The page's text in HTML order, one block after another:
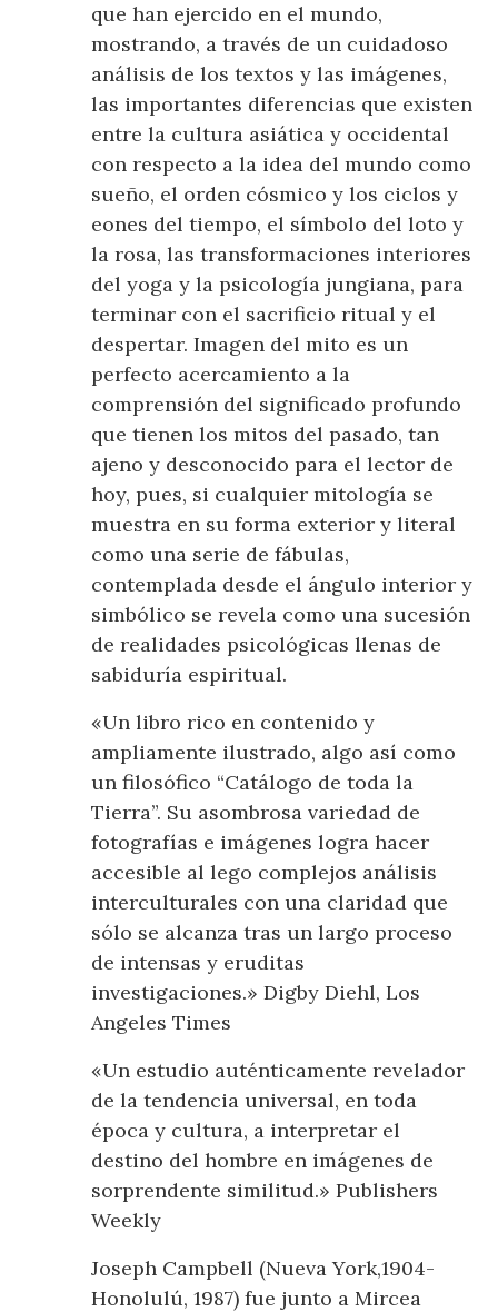
que han ejercido en el mundo,
mostrando, a través de un cuidadoso
análisis de los textos y las imágenes,
las importantes diferencias que existen
entre la cultura asiática y occidental
con respecto a la idea del mundo como
sueño, el orden cósmico y los ciclos y
eones del tiempo, el símbolo del loto y
la rosa, las transformaciones interiores
del yoga y la psicología jungiana, para
terminar con el sacrificio ritual y el
despertar. Imagen del mito es un
perfecto acercamiento a la
comprensión del significado profundo
que tienen los mitos del pasado, tan
ajeno y desconocido para el lector de
hoy, pues, si cualquier mitología se
muestra en su forma exterior y literal
como una serie de fábulas,
contemplada desde el ángulo interior y
simbólico se revela como una sucesión
de realidades psicológicas llenas de
sabiduría espiritual.
«Un libro rico en contenido y
ampliamente ilustrado, algo así como
un filosófico “Catálogo de toda la
Tierra”. Su asombrosa variedad de
fotografías e imágenes logra hacer
accesible al lego complejos análisis
interculturales con una claridad que
sólo se alcanza tras un largo proceso
de intensas y eruditas
investigaciones.» Digby Diehl, Los
Angeles Times
«Un estudio auténticamente revelador
de la tendencia universal, en toda
época y cultura, a interpretar el
destino del hombre en imágenes de
sorprendente similitud.» Publishers
Weekly
Joseph Campbell (Nueva York,1904-
Honolulú, 1987) fue junto a Mircea